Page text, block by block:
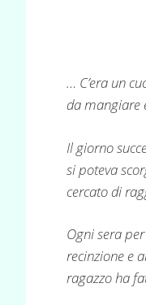
… C’era un
da mangiare
Il giorno
si poteva
cercato di
Ogni sera
recinzione e
ragazzo ha